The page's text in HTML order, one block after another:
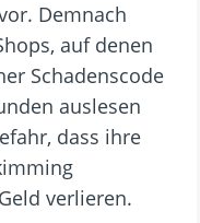
Demnach
auf denen
Schadenscode
auslesen
dass ihre
verlieren.